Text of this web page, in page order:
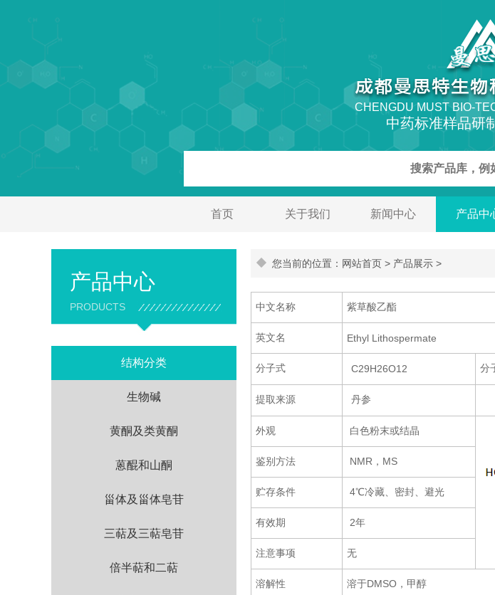
CHENGDU MUST BIO-
中药标准样品研
首页 关于我们 新闻中心 产品中
产品中心
PRODUCTS
结构分类
生物碱
黄酮及类黄酮
蒽醌和山酮
甾体及甾体皂苷
三萜及三萜皂苷
倍半萜和二萜
您当前的位置：网站首页 > 产品展示 >
中文名称 紫草酸乙酯
英文名 Ethyl Lithospermate
分子式 C29H26O12 分
提取来源 丹参
外观 白色粉末或结晶
NMR，MS
4℃冷藏、密封、避光
2年
无
鉴别方法
贮存条件
有效期
注意事项
溶解性 溶于DMSO，甲醇